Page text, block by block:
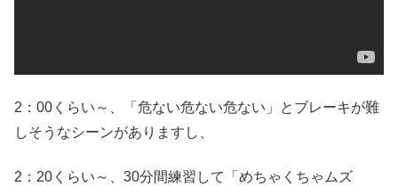
2：00くらい～、「危ない危ない危ない」とブレーキが難
しそうなシーンがありますし、
2：20くらい～、30分間練習して「めちゃくちゃムズ